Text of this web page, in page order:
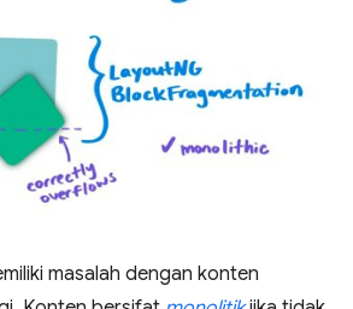
masalah dengan konten